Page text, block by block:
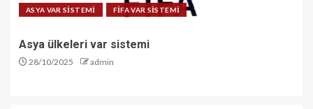
ASYA VAR SİSTEMİ FİFA VAR SİSTEMİ
Asya ülkeleri var sistemi
28/10/2025 admin